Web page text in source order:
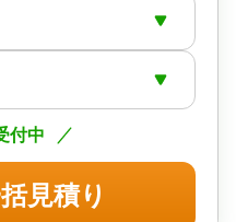
付中
見積り